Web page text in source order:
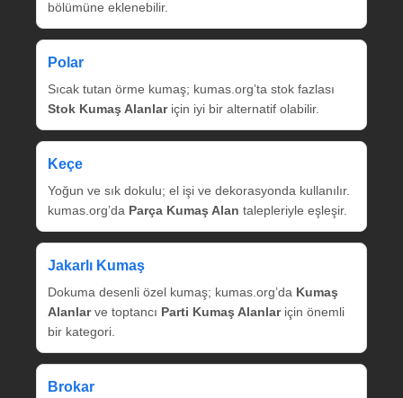
bölümüne eklenebilir.
Polar
Sıcak tutan örme kumaş; kumas.org’ta stok fazlası
Stok Kumaş Alanlariçin iyi bir alternatif olabilir.
Keçe
Yoğun ve sık dokulu; el işi ve dekorasyonda kullanılır.
kumas.org’da Parça Kumaş Alan talepleriyle eşleşir.
Jakarlı Kumaş
Dokuma desenli özel kumaş; kumas.org’da Kumaş
Alanlarve toptancı Parti Kumaş Alanlariçin önemli
bir kategori.
Brokar